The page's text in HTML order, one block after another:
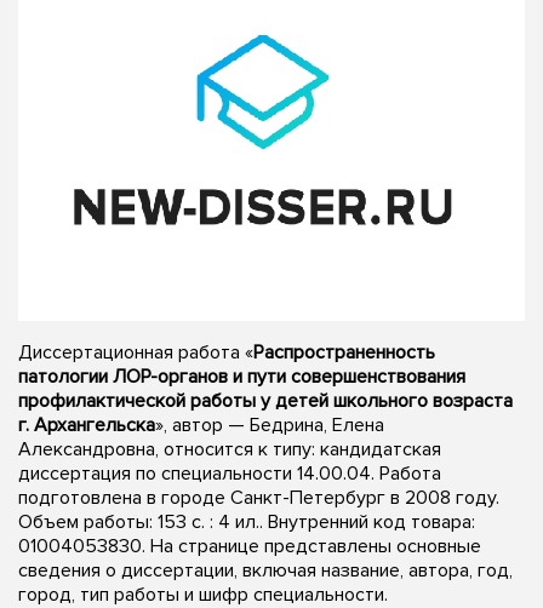
Диссертационная работа «Распространенность
патологии ЛОР-органов и пути совершенствования
профилактической работы у детей школьного возраста
г. Архангельска», автор — Бедрина, Елена
Александровна, относится к типу: кандидатская
диссертация по специальности 14.00.04. Работа
подготовлена в городе Санкт-Петербург в 2008 году.
Объем работы: 153 с. : 4 ил.. Внутренний код товара:
01004053830. На странице представлены основные
сведения о диссертации, включая название, автора, год,
город, тип работы и шифр специальности.